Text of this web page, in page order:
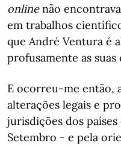
onlinenão
em trabalhos
que André Ventura é
profusamente as
E ocorreu-me então,
alterações legais e
jurisdições dos
Setembro - e pela